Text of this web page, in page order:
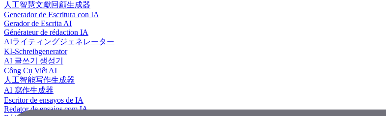
人工智慧文獻回顧生成器
Generador de Escritura con IA
Gerador de Escrita AI
Générateur de rédaction IA
AIライティングジェネレーター
KI-Schreibgenerator
AI 글쓰기 생성기
Công Cụ Viết AI
人工智能写作生成器
AI 寫作生成器
Escritor de ensayos de IA
Redator de ensaios com IA